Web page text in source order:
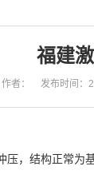
福建
作者： 发布时间：
，结构正常